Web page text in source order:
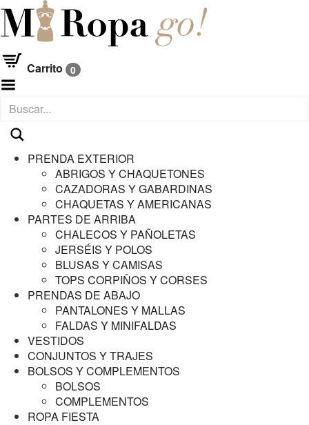
Carrito 0
PRENDA EXTERIOR
ABRIGOS Y CHAQUETONES
CAZADORAS Y GABARDINAS
CHAQUETAS Y AMERICANAS
PARTES DE ARRIBA
CHALECOS Y PAÑOLETAS
JERSÉIS Y POLOS
BLUSAS Y CAMISAS
TOPS CORPIÑOS Y CORSES
PRENDAS DE ABAJO
PANTALONES Y MALLAS
FALDAS Y MINIFALDAS
VESTIDOS
CONJUNTOS Y TRAJES
BOLSOS Y COMPLEMENTOS
BOLSOS
COMPLEMENTOS
ROPA FIESTA